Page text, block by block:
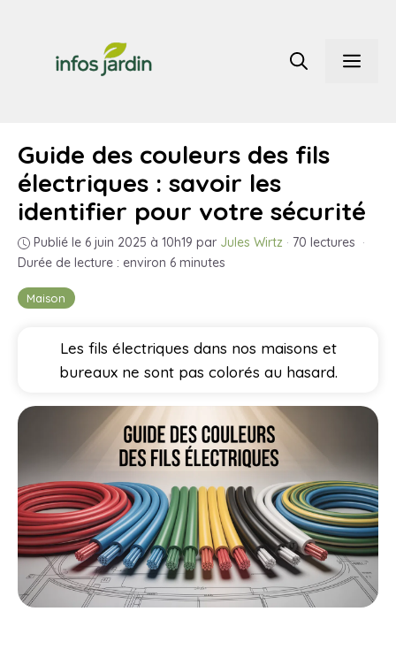
contenu
Maison
Guide des couleurs des fils
électriques : savoir les
identifier pour votre sécurité
Publié le 6 juin 2025 à 10h19 par Jules Wirtz · 70 lectures ·
Durée de lecture : environ 6 minutes
Les fils électriques dans nos maisons et
bureaux ne sont pas colorés au hasard.